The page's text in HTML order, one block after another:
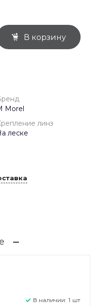
В корзину
Morel
линз
леске
В наличии: 1 шт